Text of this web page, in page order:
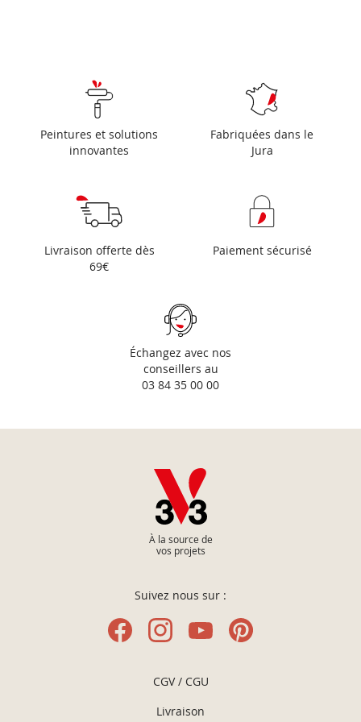
Peintures et solutions
innovantes
Fabriquées dans le
Jura
Livraison offerte dès
69€
Paiement sécurisé
Échangez avec nos
conseillers au
03 84 35 00 00
À la source de
vos projets
Suivez nous sur :
CGV / CGU
Livraison